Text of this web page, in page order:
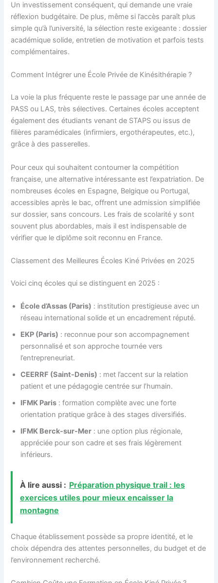
Un investissement conséquent, qui demande une vraie
réflexion budgétaire. De plus, même si l’accès paraît plus
simple qu’à l’université, la sélection reste exigeante : dossier
académique solide, entretien de motivation et parfois tests
complémentaires.
Comment Intégrer une École Privée de Kinésithérapie ?
La voie la plus fréquente reste le passage par une année de
PASS ou LAS, très sélectives. Certaines écoles acceptent
également des étudiants venant de STAPS ou issus de
filières paramédicales (infirmiers, ergothérapeutes, etc.),
grâce à des passerelles.
Pour ceux qui souhaitent contourner la compétition
française, une alternative intéressante est l’expatriation. De
nombreuses écoles en Espagne, Belgique ou Portugal,
accessibles après le bac, offrent une admission simplifiée
sur dossier, sans concours. Les frais de scolarité y sont
souvent plus abordables, mais il est indispensable de
vérifier que le diplôme soit reconnu en France.
Classement des Meilleures Écoles Kiné Privées en 2025
Voici cinq écoles qui se distinguent en 2025 :
École d’Assas (Paris) : institution prestigieuse avec un
réseau international solide et un encadrement réputé.
EKP (Paris) : reconnue pour son accompagnement
personnalisé et son approche tournée vers
l’entrepreneuriat.
CEERRF (Saint-Denis) : met l’accent sur la relation
patient et une pédagogie centrée sur l’humain.
IFMK Paris : formation complète avec une forte
orientation pratique grâce à des stages diversifiés.
IFMK Berck-sur-Mer : une option plus régionale,
appréciée pour son cadre et ses frais légèrement
inférieurs.
À lire aussi : Préparation physique trail : les
exercices utiles pour mieux encaisser la
montagne
Chaque établissement possède sa propre identité, et le
choix dépendra des attentes personnelles, du budget et de
l’environnement recherché.